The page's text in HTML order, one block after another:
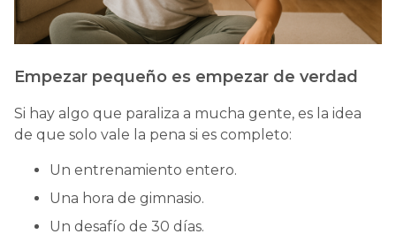
Empezar pequeño es empezar de verdad
Si hay algo que paraliza a mucha gente, es la idea
de que solo vale la pena si es completo:
Un entrenamiento entero.
Una hora de gimnasio.
Un desafío de 30 días.